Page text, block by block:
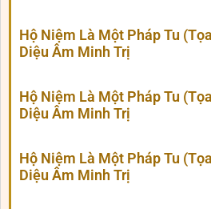
Hộ Niệm Là Một Pháp Tu
Diệu Âm Minh Trị
Hộ Niệm Là Một Pháp Tu
Diệu Âm Minh Trị
Hộ Niệm Là Một Pháp Tu
Diệu Âm Minh Trị